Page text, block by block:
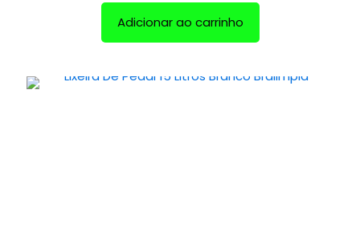
Adicionar ao carrinho